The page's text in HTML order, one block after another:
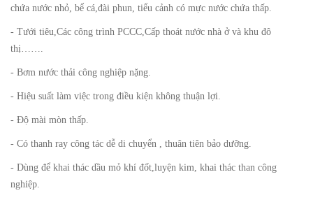
chứa nước nhỏ, bể cá,đài phun, tiểu cảnh có mực nước chứa thấp.
- Tưới tiêu,Các công trình PCCC,Cấp thoát nước nhà ở và khu đô
thị…….
- Bơm nước thải công nghiệp nặng.
- Hiệu suất làm việc trong điều kiện không thuận lợi.
- Độ mài mòn thấp.
- Có thanh ray công tác dễ di chuyển , thuân tiên bảo dưỡng.
- Dùng để khai thác dầu mỏ khí đốt,luyện kim, khai thác than công
nghiệp.